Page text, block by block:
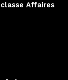
Affaires